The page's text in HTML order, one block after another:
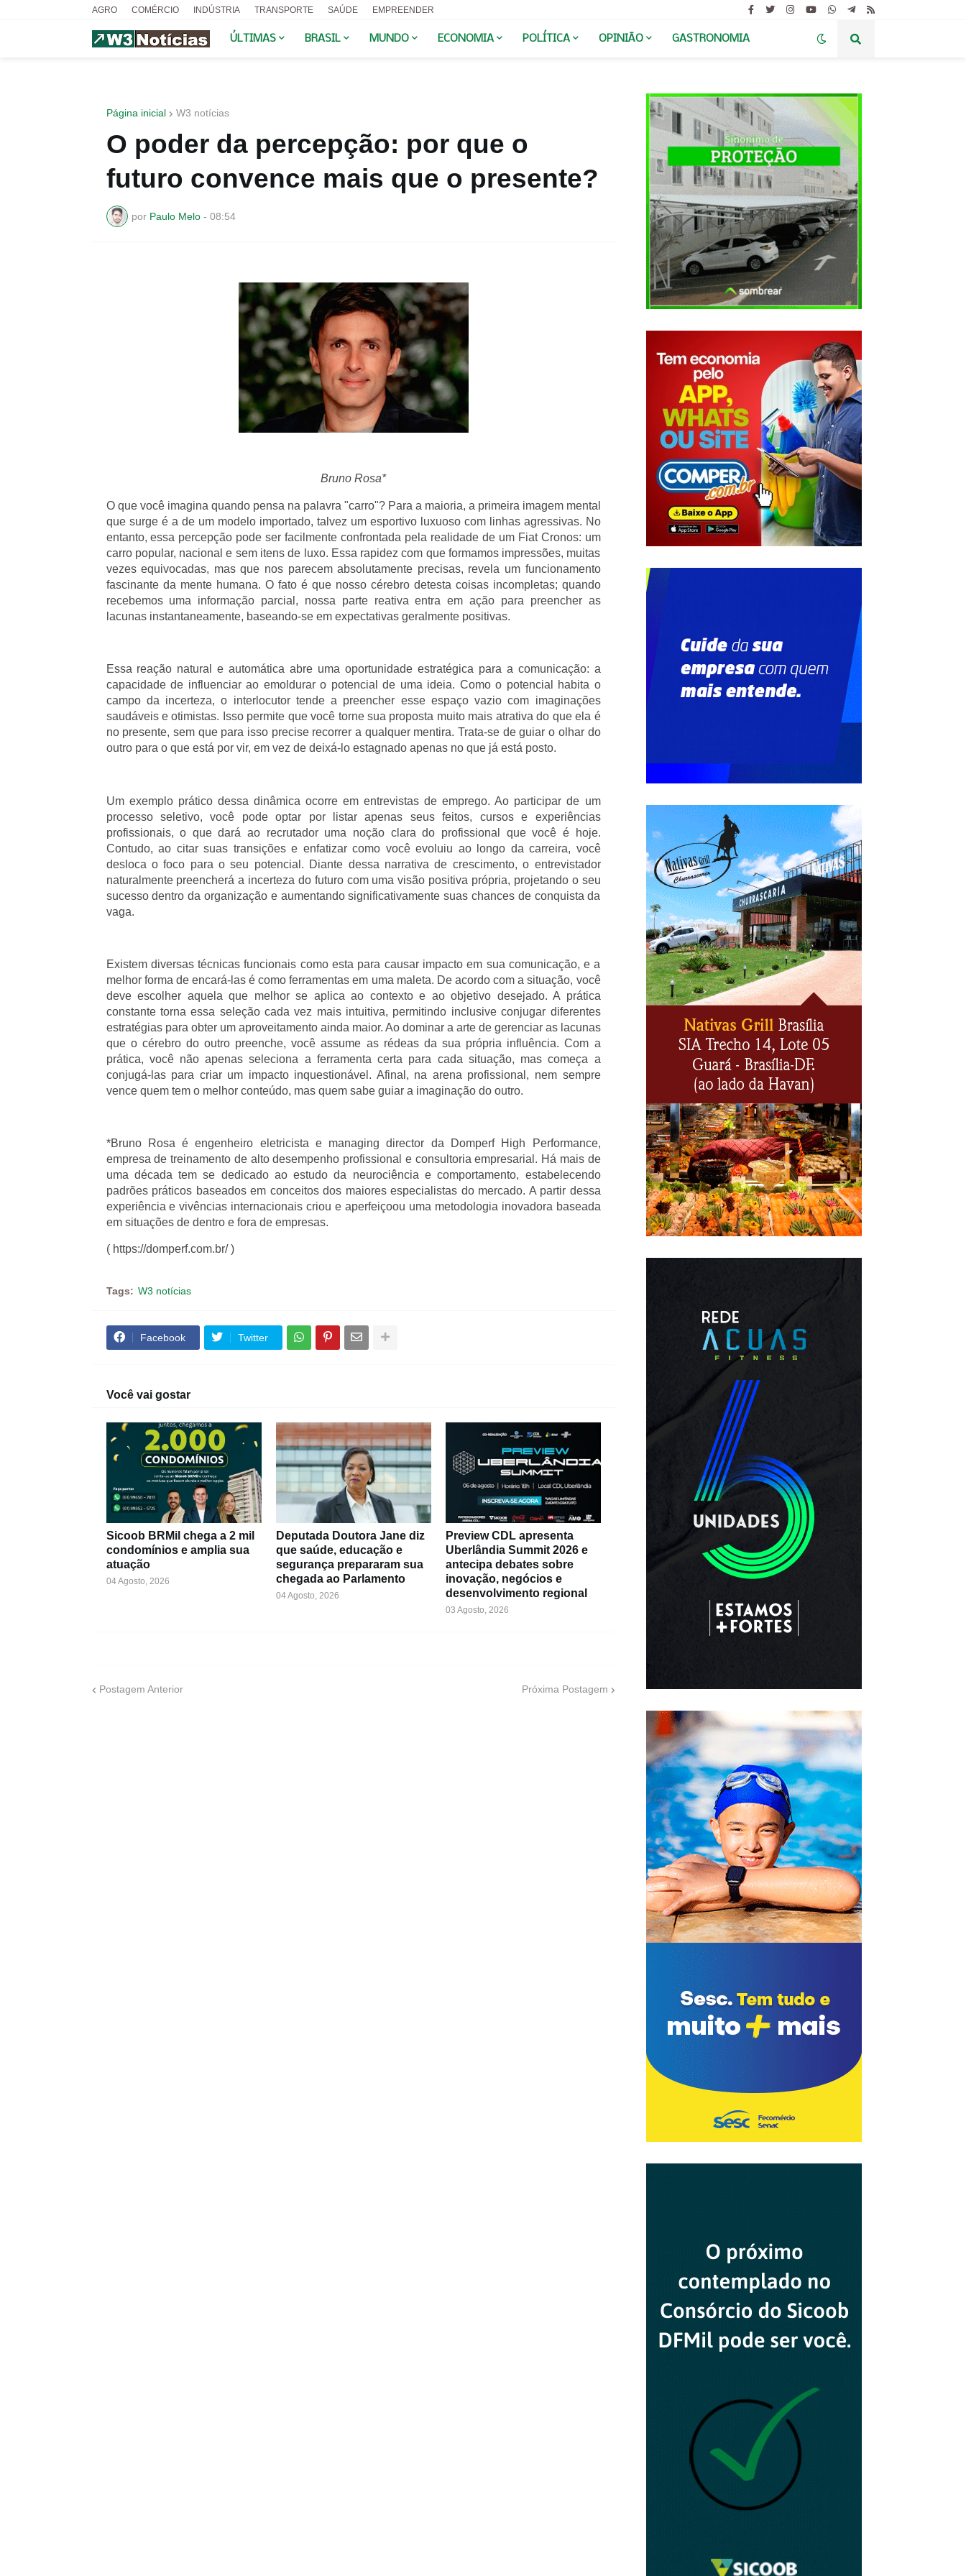
AGRO COMÉRCIO INDÚSTRIA TRANSPORTE SAÚDE EMPREENDER
ÚLTIMAS BRASIL MUNDO ECONOMIA POLÍTICA OPINIÃO GASTRONOMIA
Página inicial W3 notícias
O poder da percepção: por que o
futuro convence mais que o presente?
por Paulo Melo - 08:54
Bruno Rosa*
O que você imagina quando pensa na palavra "carro"? Para a maioria, a primeira imagem mental
que surge é a de um modelo importado, talvez um esportivo luxuoso com linhas agressivas. No
entanto, essa percepção pode ser facilmente confrontada pela realidade de um Fiat Cronos: um
carro popular, nacional e sem itens de luxo. Essa rapidez com que formamos impressões, muitas
vezes equivocadas, mas que nos parecem absolutamente precisas, revela um funcionamento
fascinante da mente humana. O fato é que nosso cérebro detesta coisas incompletas; quando
recebemos uma informação parcial, nossa parte reativa entra em ação para preencher as
lacunas instantaneamente, baseando-se em expectativas geralmente positivas.
Essa reação natural e automática abre uma oportunidade estratégica para a comunicação: a
capacidade de influenciar ao emoldurar o potencial de uma ideia. Como o potencial habita o
campo da incerteza, o interlocutor tende a preencher esse espaço vazio com imaginações
saudáveis e otimistas. Isso permite que você torne sua proposta muito mais atrativa do que ela é
no presente, sem que para isso precise recorrer a qualquer mentira. Trata-se de guiar o olhar do
outro para o que está por vir, em vez de deixá-lo estagnado apenas no que já está posto.
Um exemplo prático dessa dinâmica ocorre em entrevistas de emprego. Ao participar de um
processo seletivo, você pode optar por listar apenas seus feitos, cursos e experiências
profissionais, o que dará ao recrutador uma noção clara do profissional que você é hoje.
Contudo, ao citar suas transições e enfatizar como você evoluiu ao longo da carreira, você
desloca o foco para o seu potencial. Diante dessa narrativa de crescimento, o entrevistador
naturalmente preencherá a incerteza do futuro com uma visão positiva própria, projetando o seu
sucesso dentro da organização e aumentando significativamente suas chances de conquista da
vaga.
Existem diversas técnicas funcionais como esta para causar impacto em sua comunicação, e a
melhor forma de encará-las é como ferramentas em uma maleta. De acordo com a situação, você
deve escolher aquela que melhor se aplica ao contexto e ao objetivo desejado. A prática
constante torna essa seleção cada vez mais intuitiva, permitindo inclusive conjugar diferentes
estratégias para obter um aproveitamento ainda maior. Ao dominar a arte de gerenciar as lacunas
que o cérebro do outro preenche, você assume as rédeas da sua própria influência. Com a
prática, você não apenas seleciona a ferramenta certa para cada situação, mas começa a
conjugá-las para criar um impacto inquestionável. Afinal, na arena profissional, nem sempre
vence quem tem o melhor conteúdo, mas quem sabe guiar a imaginação do outro.
*Bruno Rosa é engenheiro eletricista e managing director da Domperf High Performance,
empresa de treinamento de alto desempenho profissional e consultoria empresarial. Há mais de
uma década tem se dedicado ao estudo da neurociência e comportamento, estabelecendo
padrões práticos baseados em conceitos dos maiores especialistas do mercado. A partir dessa
experiência e vivências internacionais criou e aperfeiçoou uma metodologia inovadora baseada
em situações de dentro e fora de empresas.
( https://domperf.com.br/ )
Tags: W3 notícias
Facebook Twitter
Você vai gostar
Sicoob BRMil chega a 2 mil
condomínios e amplia sua
atuação
04 Agosto, 2026
Deputada Doutora Jane diz
que saúde, educação e
segurança prepararam sua
chegada ao Parlamento
04 Agosto, 2026
Preview CDL apresenta
Uberlândia Summit 2026 e
antecipa debates sobre
inovação, negócios e
desenvolvimento regional
03 Agosto, 2026
Postagem Anterior Próxima Postagem